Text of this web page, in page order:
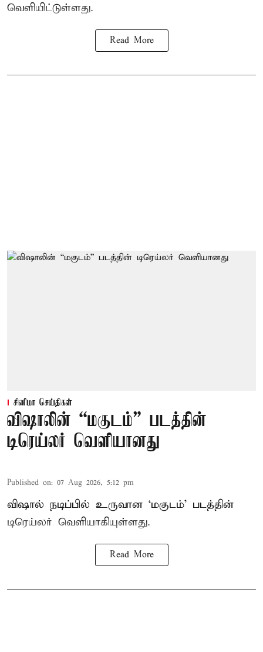
வெளியிட்டுள்ளது.
Read More
சினிமா செய்திகள்
விஷாலின் “மகுடம்” படத்தின்
டிரெய்லர் வெளியானது
Published on: 07 Aug 2026, 5:12 pm
விஷால் நடிப்பில் உருவான ‘மகுடம்’ படத்தின்
டிரெய்லர் வெளியாகியுள்ளது.
Read More